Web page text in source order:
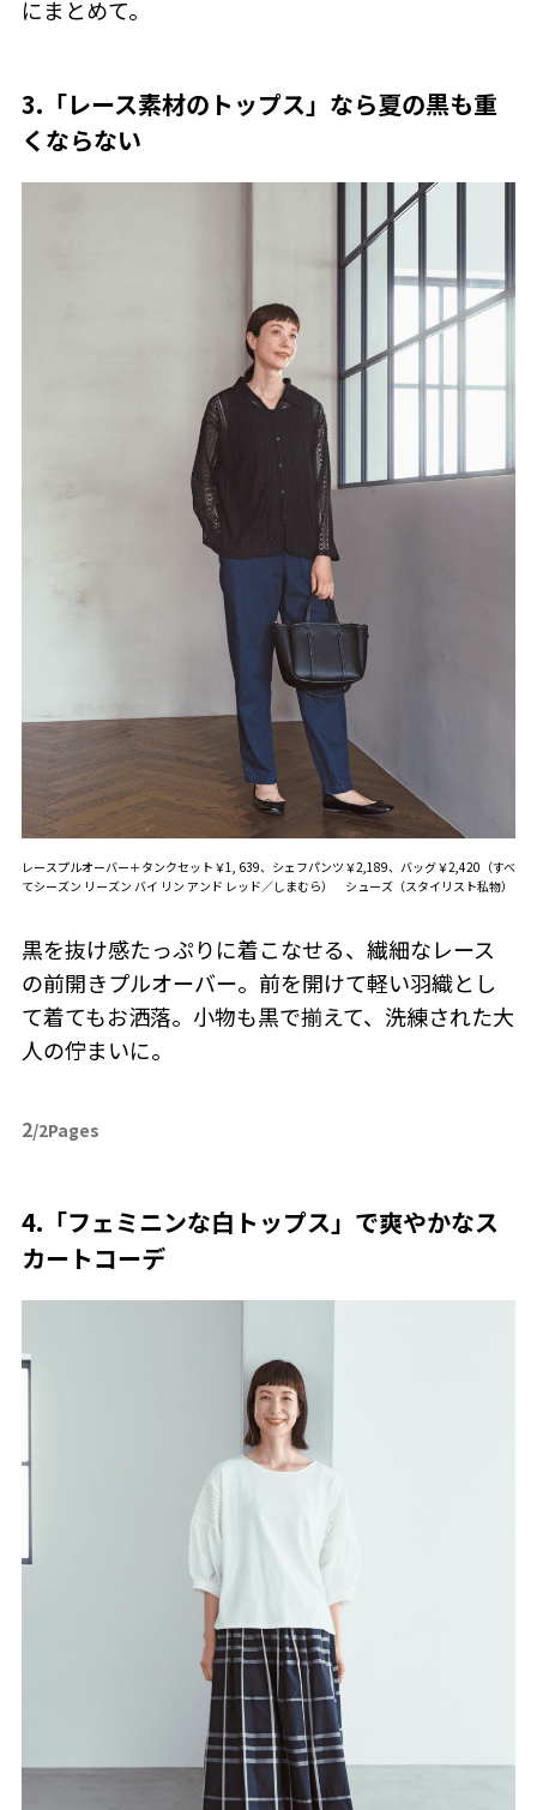
にまとめて。
3.「レース素材のトップス」なら夏の黒も重
くならない
レースプルオーバー＋タンクセット￥1, 639、シェフパンツ￥2,189、バッグ￥2,420（すべ
てシーズン リーズン バイ リン アンド レッド／しまむら） シューズ（スタイリスト私物）
黒を抜け感たっぷりに着こなせる、繊細なレース
の前開きプルオーバー。前を開けて軽い羽織とし
て着てもお洒落。小物も黒で揃えて、洗練された大
人の佇まいに。
2/2Pages
4.「フェミニンな白トップス」で爽やかなス
カートコーデ